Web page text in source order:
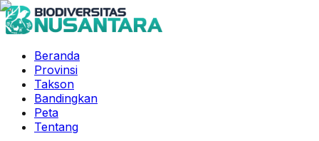
Beranda
Provinsi
Takson
Bandingkan
Peta
Tentang